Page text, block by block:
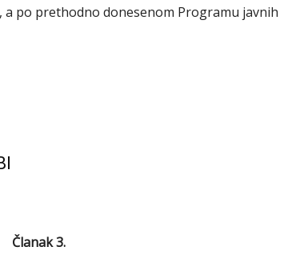
po prethodno donesenom Programu javnih
Članak 3.